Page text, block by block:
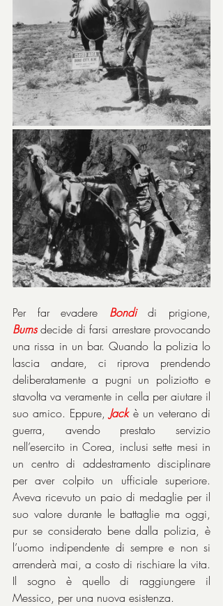
Per far evadere Bondi
Burns decide di farsi arrestare provocando
una rissa in un bar. Quando la polizia lo
lascia andare, ci riprova prendendo
deliberatamente a pugni un poliziotto e
stavolta va veramente in cella per aiutare il
suo amico. Eppure, Jack è un veterano di
guerra, avendo prestato servizio
nell’esercito in Corea, inclusi sette mesi in
un centro di addestramento disciplinare
per aver colpito un ufficiale superiore.
Aveva ricevuto un paio di medaglie per il
suo valore durante le battaglie ma oggi,
pur se considerato bene dalla polizia, è
l’uomo indipendente di sempre e non si
arrenderà mai, a costo di rischiare la vita.
Il sogno è quello di raggiungere il
Messico, per una nuova esistenza.